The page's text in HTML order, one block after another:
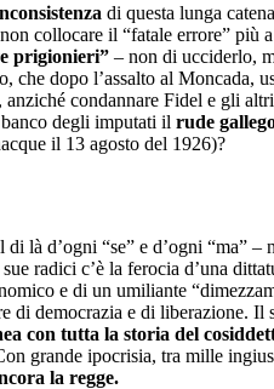
di questa lunga
collocare il “fatale errore” più
prigionieri” – non di ucciderlo,
che dopo l’assalto al Moncada,
condannare Fidel e gli
degli imputati il rude
il 13 agosto del 1926)?
là d’ogni “se” e d’ogni “ma”
radici c’è la ferocia d’una
e di un umiliante
democrazia e di liberazione. Il
con tutta la storia del
grande ipocrisia, tra mille
la regge.